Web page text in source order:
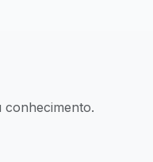
conhecimento.